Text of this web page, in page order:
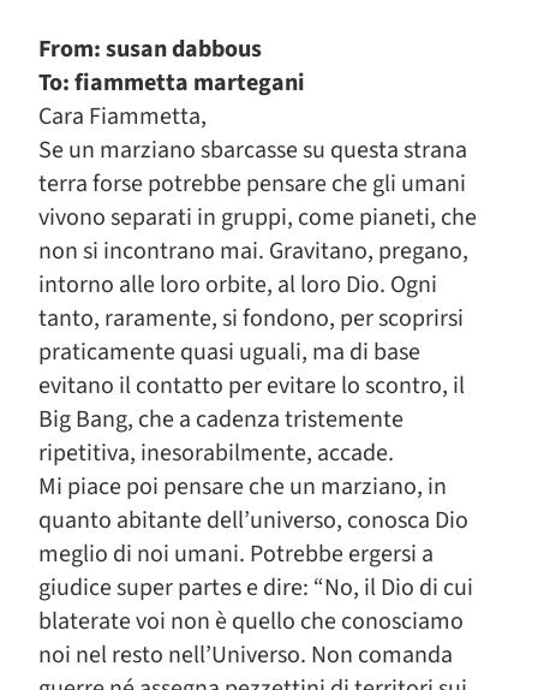
From: susan dabbous
To: fiammetta martegani
Cara Fiammetta,
Se un marziano sbarcasse su questa strana
terra forse potrebbe pensare che gli umani
vivono separati in gruppi, come pianeti, che
non si incontrano mai. Gravitano, pregano,
intorno alle loro orbite, al loro Dio. Ogni
tanto, raramente, si fondono, per scoprirsi
praticamente quasi uguali, ma di base
evitano il contatto per evitare lo scontro, il
Big Bang, che a cadenza tristemente
ripetitiva, inesorabilmente, accade.
Mi piace poi pensare che un marziano, in
quanto abitante dell’universo, conosca Dio
meglio di noi umani. Potrebbe ergersi a
giudice super partes e dire: “No, il Dio di cui
blaterate voi non è quello che conosciamo
noi nel resto nell’Universo. Non comanda